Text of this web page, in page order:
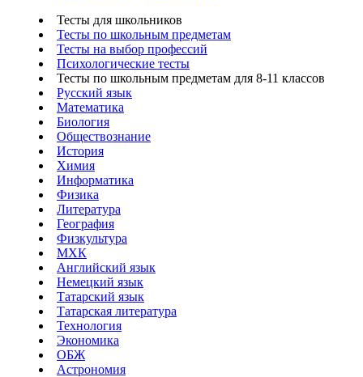
Тесты для школьников
Тесты по школьным предметам
Тесты на выбор профессий
Психологические тесты
Тесты по школьным предметам для 8-11 классов
Русский язык
Математика
Биология
Обществознание
История
Химия
Информатика
Физика
Литература
География
Физкультура
МХК
Английский язык
Немецкий язык
Татарский язык
Татарская литература
Технология
Экономика
ОБЖ
Астрономия